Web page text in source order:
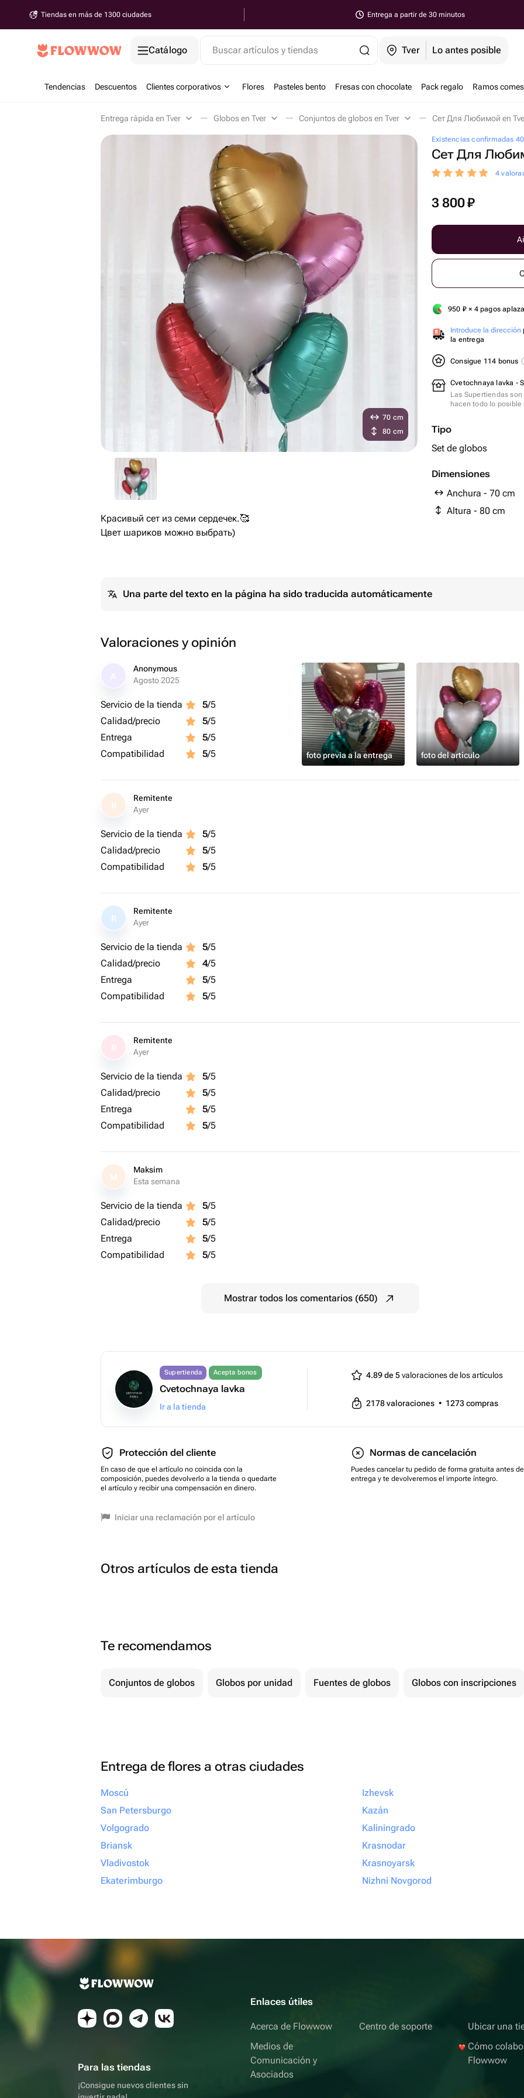
Tiendas en más de 1300 ciudades Entrega a partir de 30 minutos
Catálogo Buscar artículos y tiendas Tver Lo antes posible
Tendencias Descuentos Clientes corporativos Flores Pasteles bento Fresas con chocolate Pack regalo Ramos
Entrega rápida en Tver Globos en Tver Conjuntos de globos en Tver Сет Для Любимой en
Existencias confirmadas
Сет Для
4
3 800₽
950 ₽ × 4 pagos
Introduce la dirección
la entrega
Consigue 114 bonus
Cvetochnaya lavka -
Las Supertiendas
hacen todo lo
Tipo
Set de globos
Dimensiones
Anchura - 70 cm
Altura - 80 cm
70 cm
80 cm
Красивый сет из семи сердечек.🥰
Цвет шариков можно выбрать)
Una parte del texto en la página ha sido traducida automáticamente
Valoraciones y opinión
Anonymous
Agosto 2025
Servicio de la tienda 5/5
Calidad/precio
5/5
Entrega
5/5
Compatibilidad
5/5 foto previa a la entrega foto del artículo
R
Remitente
Ayer
Servicio de la tienda 5/5
Calidad/precio
5/5
Compatibilidad
5/5
R
Remitente
Ayer
Servicio de la tienda 5/5
Calidad/precio
4/5
Entrega
5/5
Compatibilidad
5/5
Remitente
Ayer
Servicio de la tienda 5/5
Calidad/precio
5/5
Entrega
5/5
Compatibilidad
5/5
M
Maksim
Esta semana
Servicio de la tienda 5/5
Calidad/precio
5/5
Entrega
5/5
Compatibilidad
5/5
Mostrar todos los comentarios (650)
Supertienda Acepta bonos
Cvetochnaya lavka
Ir a la tienda
4.89 de 5valoraciones de los artículos
2178valoraciones • 1273compras
Protección del cliente
En caso de que el artículo no coincida con la
composición, puedes devolverlo a la tienda o quedarte
el artículo y recibir una compensación en dinero.
Normas de cancelación
Puedes cancelar tu pedido de forma gratuita antes
entrega y te devolveremos el importe íntegro.
Iniciar una reclamación por el artículo
Otros artículos de esta tienda
Te recomendamos
Conjuntos de globos Globos por unidad Fuentes de globos Globos con inscripciones
Entrega de flores a otras ciudades
Moscú
San Petersburgo
Volgogrado
Briansk
Vladivostok
Ekaterimburgo
Izhevsk
Kazán
Kaliningrado
Krasnodar
Krasnoyarsk
Nizhni Novgorod
Para las tiendas
¡Consigue nuevos clientes sin
Enlaces útiles
Acerca de Flowwow
Medios de
Comunicación y
Asociados
Centro de soporte
Ubicar una
Cómo
Flowwow